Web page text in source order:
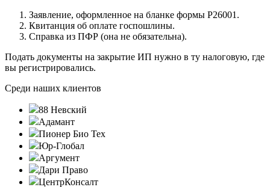
Заявление, оформленное на бланке формы Р26001.
Квитанция об оплате госпошлины.
Справка из ПФР (она не обязательна).
Подать документы на закрытие ИП нужно в ту налоговую, где
вы регистрировались.
Среди наших клиентов
88 Невский
Адамант
Пионер Био Тех
Юр-Глобал
Аргумент
Дари Право
ЦентрКонсалт